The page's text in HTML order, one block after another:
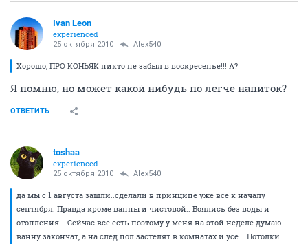
Ivаn Lеon
experienced
25 октября 2010 Alex540
Хорошо, ПРО КОНЬЯК никто не забыл в воскресенье!!! А?
Я помню, но может какой нибудь по легче напиток?
ОТВЕТИТЬ
toshaa
experienced
25 октября 2010 Alex540
да мы с 1 августа зашли..сделали в принципе уже все к началу
сентября. Правда кроме ванны и чистовой.. Боялись без воды и
отопления... Сейчас все есть поэтому у меня на этой неделе думаю
ванну закончат, а на след пол застелят в комнатах и усе... Потолки